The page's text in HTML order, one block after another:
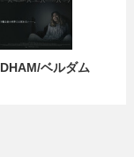
ベルダム